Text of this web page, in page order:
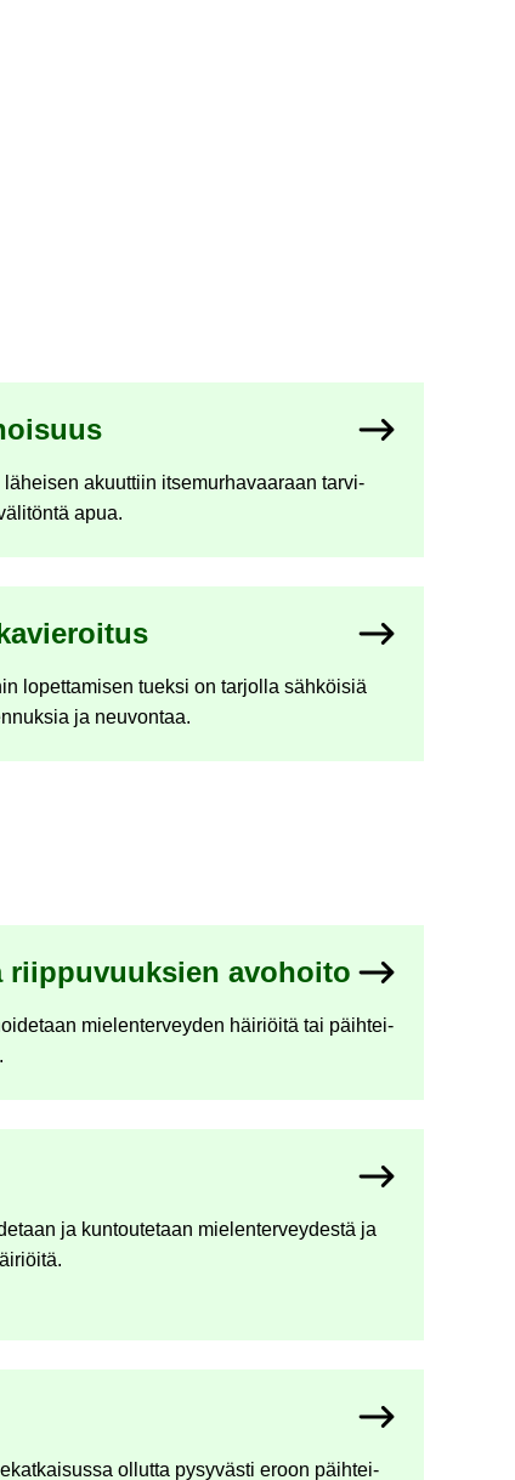
lä­hei­sen akuut­tiin it­se­mur­ha­vaa­raan tar­vi­
apua.
lo­pet­ta­mi­sen tuek­si on tar­jol­la säh­köi­siä
ja neu­von­taa.
riip­pu­vuuk­sien avo­hoi­to
mie­len­ter­vey­den häi­riöi­tä tai päih­tei­
ja kun­tou­te­taan mie­len­ter­vey­des­tä ja
ol­lut­ta py­sy­väs­ti eroon päih­tei­